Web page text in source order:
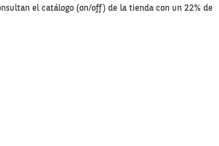
el catálogo (on/off) de la tienda con un 22% de